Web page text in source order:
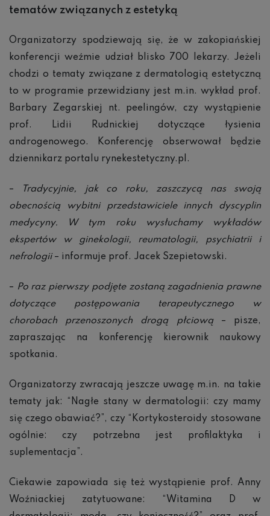
tematów związanych z estetyką
Organizatorzy spodziewają się, że w zakopiańskiej
konferencji weźmie udział blisko 700 lekarzy. Jeżeli
chodzi o tematy związane z dermatologią estetyczną
to w programie przewidziany jest m.in. wykład prof.
Barbary Zegarskiej nt. peelingów, czy wystąpienie
prof. Lidii Rudnickiej dotyczące łysienia
androgenowego. Konferencję obserwował będzie
dziennikarz portalu rynekestetyczny.pl.
–
Tradycyjnie, jak co roku, zaszczycą nas swoją
obecnością wybitni przedstawiciele innych dyscyplin
medycyny. W tym roku wysłuchamy wykładów
ekspertów w ginekologii, reumatologii, psychiatrii i
nefrologii– informuje prof. Jacek Szepietowski.
– Po raz pierwszy podjęte zostaną zagadnienia prawne
dotyczące postępowania terapeutycznego w
chorobach przenoszonych drogą płciową– pisze,
zapraszając na konferencję kierownik naukowy
spotkania.
Organizatorzy zwracają jeszcze uwagę m.in. na takie
tematy jak: “Nagłe stany w dermatologii: czy mamy
się czego obawiać?”, czy “Kortykosteroidy stosowane
ogólnie: czy potrzebna jest profilaktyka i
suplementacja”.
Ciekawie zapowiada się też wystąpienie prof. Anny
Woźniackiej zatytuowane: “Witamina D w